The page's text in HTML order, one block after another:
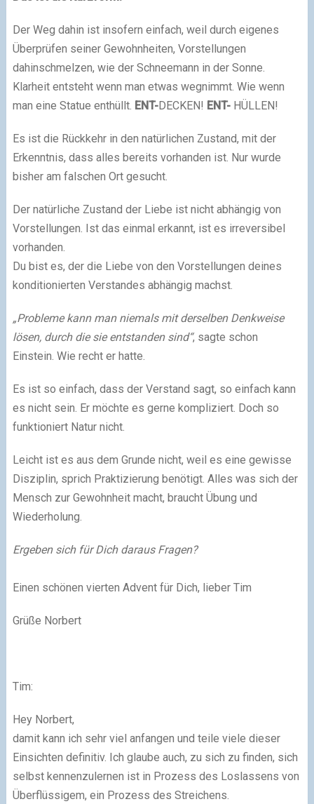
Der Weg dahin ist insofern einfach, weil durch eigenes
Überprüfen seiner Gewohnheiten, Vorstellungen
dahinschmelzen, wie der Schneemann in der Sonne.
Klarheit entsteht wenn man etwas wegnimmt. Wie wenn
man eine Statue enthüllt. ENT-DECKEN! ENT-HÜLLEN!
Es ist die Rückkehr in den natürlichen Zustand, mit der
Erkenntnis, dass alles bereits vorhanden ist. Nur wurde
bisher am falschen Ort gesucht.
Der natürliche Zustand der Liebe ist nicht abhängig von
Vorstellungen. Ist das einmal erkannt, ist es irreversibel
vorhanden.
Du bist es, der die Liebe von den Vorstellungen deines
konditionierten Verstandes abhängig machst.
„Probleme kann man niemals mit derselben Denkweise
lösen, durch die sie entstanden sind“, sagte schon
Einstein. Wie recht er hatte.
Es ist so einfach, dass der Verstand sagt, so einfach kann
es nicht sein. Er möchte es gerne kompliziert. Doch so
funktioniert Natur nicht.
Leicht ist es aus dem Grunde nicht, weil es eine gewisse
Disziplin, sprich Praktizierung benötigt. Alles was sich der
Mensch zur Gewohnheit macht, braucht Übung und
Wiederholung.
Ergeben sich für Dich daraus Fragen?
Einen schönen vierten Advent für Dich, lieber Tim
Grüße Norbert
Tim:
Hey Norbert,
damit kann ich sehr viel anfangen und teile viele dieser
Einsichten definitiv. Ich glaube auch, zu sich zu finden, sich
selbst kennenzulernen ist in Prozess des Loslassens von
Überflüssigem, ein Prozess des Streichens.